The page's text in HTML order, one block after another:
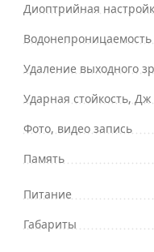
Диоптрийная
Водонепроницаемость
Удаление выходного
Ударная стойкость, Дж
Фото, видео запись
Память
Питание
Габариты